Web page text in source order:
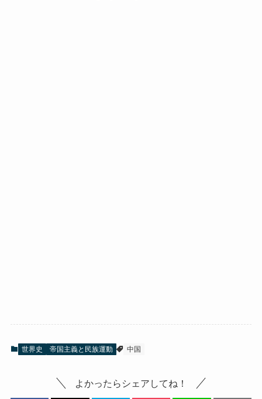
世界史 帝国主義と民族運動 中国
よかったらシェアしてね！